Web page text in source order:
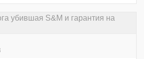
убившая S&M и гарантия на